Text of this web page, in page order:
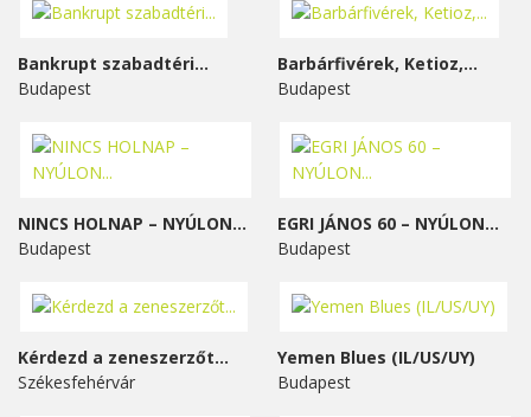
Bankrupt szabadtéri...
Budapest
Barbárfivérek, Ketioz,...
Budapest
NINCS HOLNAP – NYÚLON...
Budapest
EGRI JÁNOS 60 – NYÚLON...
Budapest
Kérdezd a zeneszerzőt...
Székesfehérvár
Yemen Blues (IL/US/UY)
Budapest